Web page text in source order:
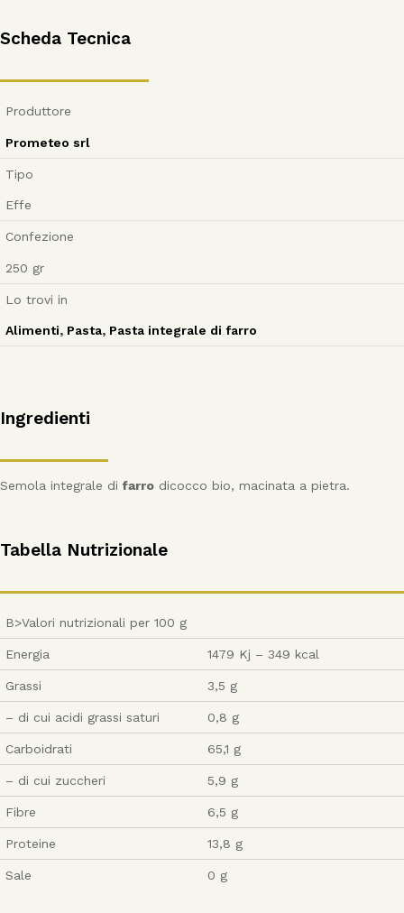
Scheda Tecnica
Produttore
Prometeo srl
Tipo
Effe
Confezione
250 gr
Lo trovi in
Alimenti, Pasta, Pasta integrale di farro
Ingredienti
Semola integrale di farro dicocco bio, macinata a pietra.
Tabella Nutrizionale
B>Valori nutrizionali per 100 g
Energia 1479 Kj – 349 kcal
Grassi 3,5 g
– di cui acidi grassi saturi 0,8 g
Carboidrati 65,1 g
– di cui zuccheri 5,9 g
Fibre 6,5 g
Proteine 13,8 g
Sale 0 g